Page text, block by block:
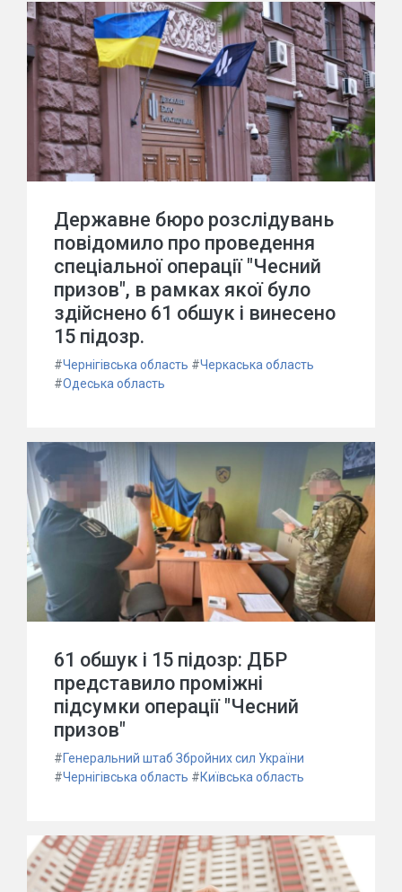
Державне бюро розслідувань
повідомило про проведення
спеціальної операції "Чесний
призов", в рамках якої було
здійснено 61 обшук і винесено
15 підозр.
#Чернігівська область #Черкаська область
#Одеська область
61 обшук і 15 підозр: ДБР
представило проміжні
підсумки операції "Чесний
призов"
#Генеральний штаб Збройних сил України
#Чернігівська область #Київська область